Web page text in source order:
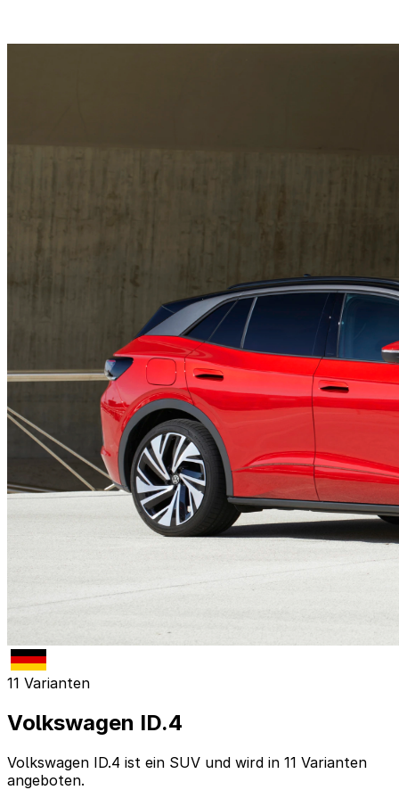
11 Varianten
Volkswagen ID.4
Volkswagen ID.4 ist ein SUV und wird in 11 Varianten
angeboten.